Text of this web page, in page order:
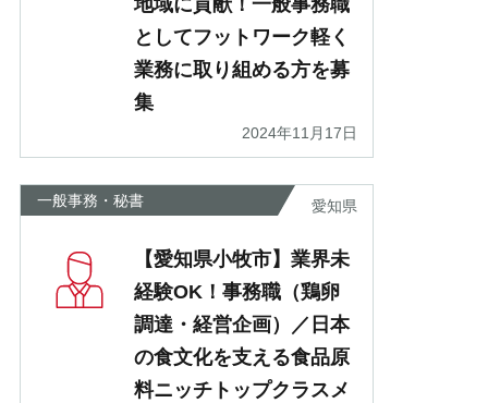
地域に貢献！一般事務職
としてフットワーク軽く
業務に取り組める方を募
集
2024年11月17日
一般事務・秘書 愛知県
【愛知県小牧市】業界未
経験OK！事務職（鶏卵
調達・経営企画）／日本
の食文化を支える食品原
料ニッチトップクラスメ